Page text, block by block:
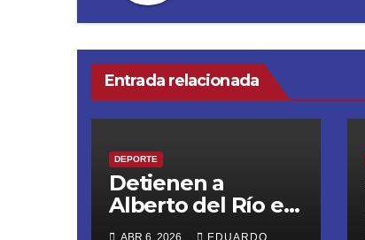
Entrada relacionada
DEPORTE
Detienen a
Alberto del Río en
SLP por presunta
ABR 6, 2026 EDUARDO